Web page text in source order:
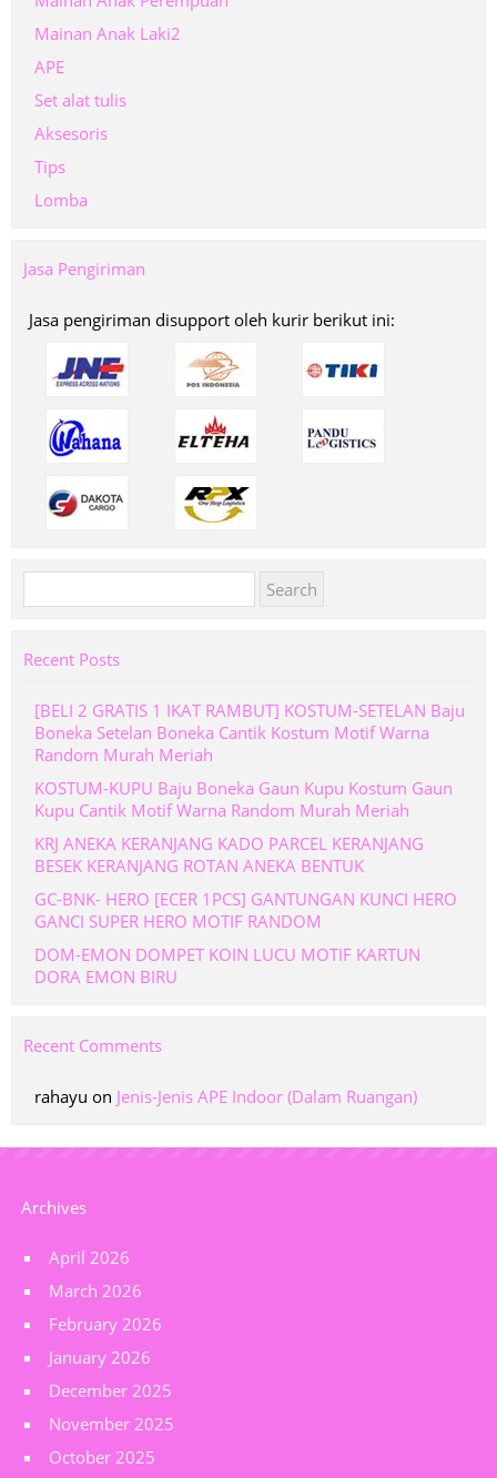
Mainan Anak Laki2
APE
Set alat tulis
Aksesoris
Tips
Lomba
Jasa Pengiriman
Jasa pengiriman disupport oleh kurir berikut ini:
for:
Recent Posts
[BELI 2 GRATIS 1 IKAT RAMBUT] KOSTUM-SETELAN Baju
Boneka Setelan Boneka Cantik Kostum Motif Warna
Random Murah Meriah
KOSTUM-KUPU Baju Boneka Gaun Kupu Kostum Gaun
Kupu Cantik Motif Warna Random Murah Meriah
KRJ ANEKA KERANJANG KADO PARCEL KERANJANG
BESEK KERANJANG ROTAN ANEKA BENTUK
GC-BNK- HERO [ECER 1PCS] GANTUNGAN KUNCI HERO
GANCI SUPER HERO MOTIF RANDOM
DOM-EMON DOMPET KOIN LUCU MOTIF KARTUN
DORA EMON BIRU
Recent Comments
rahayu on Jenis-Jenis APE Indoor (Dalam Ruangan)
Archives
April 2026
March 2026
February 2026
January 2026
December 2025
November 2025
October 2025